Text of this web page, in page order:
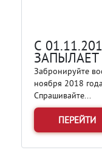
С
ЗАПЫЛАЕТ
Забронируйте
ноября 2018
Спрашивайте...
ПЕРЕЙТИ